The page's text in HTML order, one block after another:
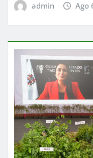
admin Ago